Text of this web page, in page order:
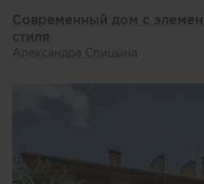
Современный дом с
стиля
Александра Спицына